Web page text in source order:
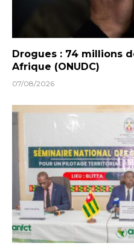
Drogues : 74 millions
Afrique (ONUDC)
07/08/2026